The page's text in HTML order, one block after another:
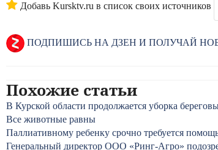
Добавь Kursktv.ru в список своих источников
ПОДПИШИСЬ НА ДЗЕН И ПОЛУЧАЙ
Похожие статьи
В Курской области продолжается уборка
Все животные равны
Паллиативному ребенку срочно требуется
Генеральный директор ООО «Ринг-Агро»